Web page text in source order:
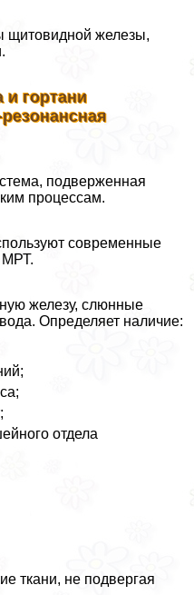
щитовидной железы,
и гортани
подверженная
процессам.
современные
МРТ.
железу, слюнные
Определяет наличие:
отдела
ткани, не подвергая